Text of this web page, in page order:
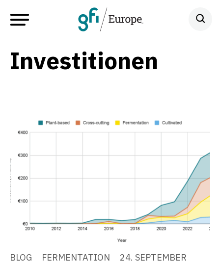
Investitionen
BLOG FERMENTATION
24. SEPTEMBER